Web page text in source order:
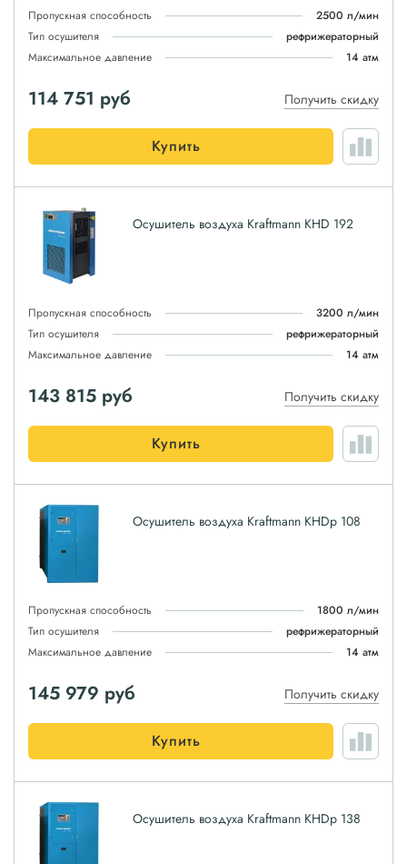
Пропускная способность
2500 л/мин
Тип осушителя
рефрижераторный
Максимальное давление
14 атм
114 751 руб Получить скидку
Купить
Осушитель воздуха Kraftmann KHD 192
Пропускная способность
3200 л/мин
Тип осушителя
рефрижераторный
Максимальное давление
14 атм
143 815 руб Получить скидку
Купить
Осушитель воздуха Kraftmann KHDp 108
Пропускная способность
1800 л/мин
Тип осушителя
рефрижераторный
Максимальное давление
14 атм
145 979 руб Получить скидку
Купить
Осушитель воздуха Kraftmann KHDp 138